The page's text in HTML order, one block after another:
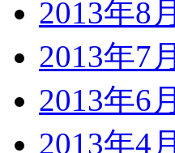
2013年8月
2013年7月
2013年6月
2013年4月